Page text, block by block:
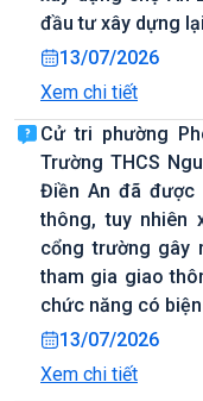
đầu tư xây dựng
13/07/2026
Xem chi tiết
Cử tri phường
Trường THCS
Điền An đã được
thông, tuy nhiên
cổng trường gây
tham gia giao
chức năng có
13/07/2026
Xem chi tiết